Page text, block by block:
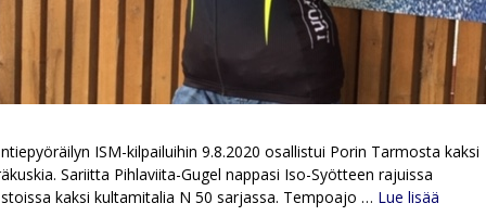
ISM-kilpailuihin 9.8.2020 osallistui Porin Tarmosta kaksi
Sariitta Pihlaviita-Gugel nappasi Iso-Syötteen rajuissa
kaksi kultamitalia N 50 sarjassa. Tempoajo … Lue lisää